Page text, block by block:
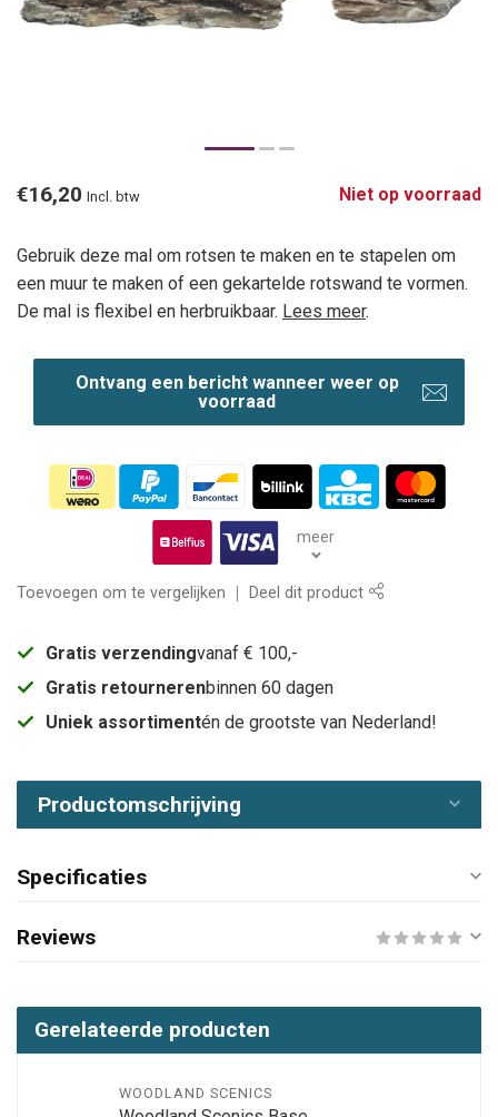
€16,20 Incl. btw Niet op voorraad
Gebruik deze mal om rotsen te maken en te stapelen om
een muur te maken of een gekartelde rotswand te vormen.
De mal is flexibel en herbruikbaar. Lees meer.
Ontvang een bericht wanneer weer op
voorraad
meer
Toevoegen om te vergelijken Deel dit product
Gratis verzendingvanaf € 100,-
Gratis retournerenbinnen 60 dagen
Uniek assortimentén de grootste van Nederland!
Productomschrijving
Specificaties
Reviews
Gerelateerde producten
WOODLAND SCENICS